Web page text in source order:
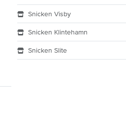
Snicken Visby
Snicken Klintehamn
Snicken Slite